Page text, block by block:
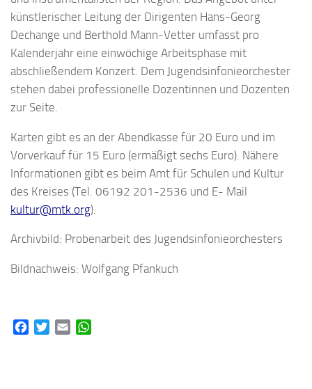
künstlerischer Leitung der Dirigenten Hans-Georg
Dechange und Berthold Mann-Vetter umfasst pro
Kalenderjahr eine einwöchige Arbeitsphase mit
abschließendem Konzert. Dem Jugendsinfonieorchester
stehen dabei professionelle Dozentinnen und Dozenten
zur Seite.
Karten gibt es an der Abendkasse für 20 Euro und im
Vorverkauf für 15 Euro (ermäßigt sechs Euro). Nähere
Informationen gibt es beim Amt für Schulen und Kultur
des Kreises (Tel. 06192 201-2536 und E- Mail
kultur@mtk.org).
Archivbild: Probenarbeit des Jugendsinfonieorchesters
Bildnachweis: Wolfgang Pfankuch
FacebookTwitterEmail